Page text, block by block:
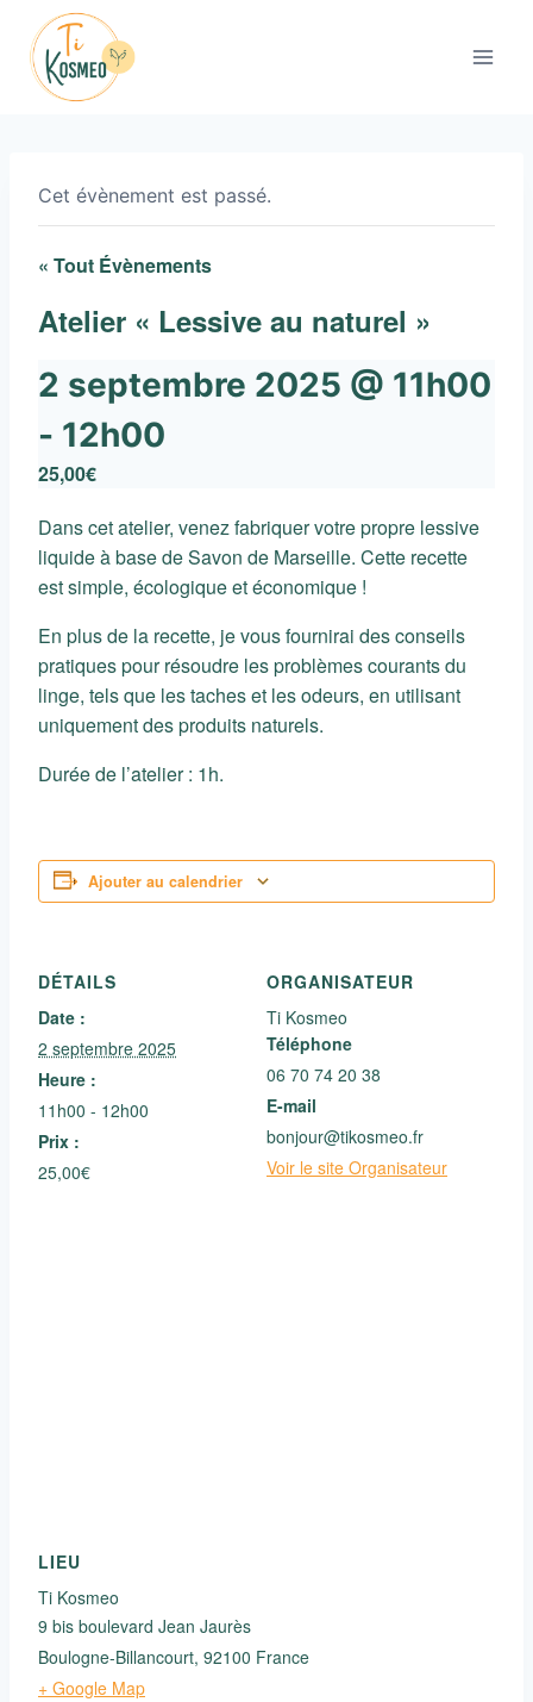
contenu
Cet évènement est passé.
« Tout Évènements
Atelier « Lessive au naturel »
2 septembre 2025 @ 11h00
- 12h00
25,00€
Dans cet atelier, venez fabriquer votre propre lessive
liquide à base de Savon de Marseille. Cette recette
est simple, écologique et économique !
En plus de la recette, je vous fournirai des conseils
pratiques pour résoudre les problèmes courants du
linge, tels que les taches et les odeurs, en utilisant
uniquement des produits naturels.
Durée de l’atelier : 1h.
Ajouter au calendrier
DÉTAILS
Date :
2 septembre 2025
Heure :
11h00 - 12h00
Prix :
25,00€
ORGANISATEUR
Ti Kosmeo
Téléphone
06 70 74 20 38
E-mail
bonjour@tikosmeo.fr
Voir le site Organisateur
LIEU
Ti Kosmeo
9 bis boulevard Jean Jaurès
Boulogne-Billancourt, 92100 France
+ Google Map